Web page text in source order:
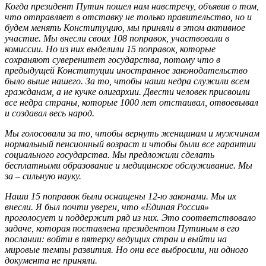
Когда президент Путин пошел нам навстречу, объявив о том,
что отправляет в отставку не только правительство, но и
будем менять Конституцию, мы приняли в этом активное
участие. Мы внесли своих 108 поправок, участвовали в
комиссии. Но из них выделили 15 поправок, которые
сохраняют суверенитет государства, потому что в
предыдущей Конституции иностранное законодательство
было выше нашего. За то, чтобы наши недра служили всем
гражданам, а не кучке олигархии. Двести человек присвоили
все недра страны, которые 1000 лет отстаивал, отвоевывал
и создавал весь народ.
Мы голосовали за то, чтобы вернуть женщинам и мужчинам
нормальный пенсионный возраст и чтобы были все гарантии
социального государства. Мы предложили сделать
бесплатными образование и медицинское обслуживание. Мы
за – сильную науку.
Наши 15 поправок были оснащены 12-ю законами. Мы их
внесли. Я был почти уверен, что «Единая Россия»
проголосует и поддержит ряд из них. Это соответствовало
задаче, которая поставлена президентом Путиным в его
послании: войти в пятерку ведущих стран и выйти на
мировые темпы развития. Но они все выбросили, ни одного
документа не приняли.